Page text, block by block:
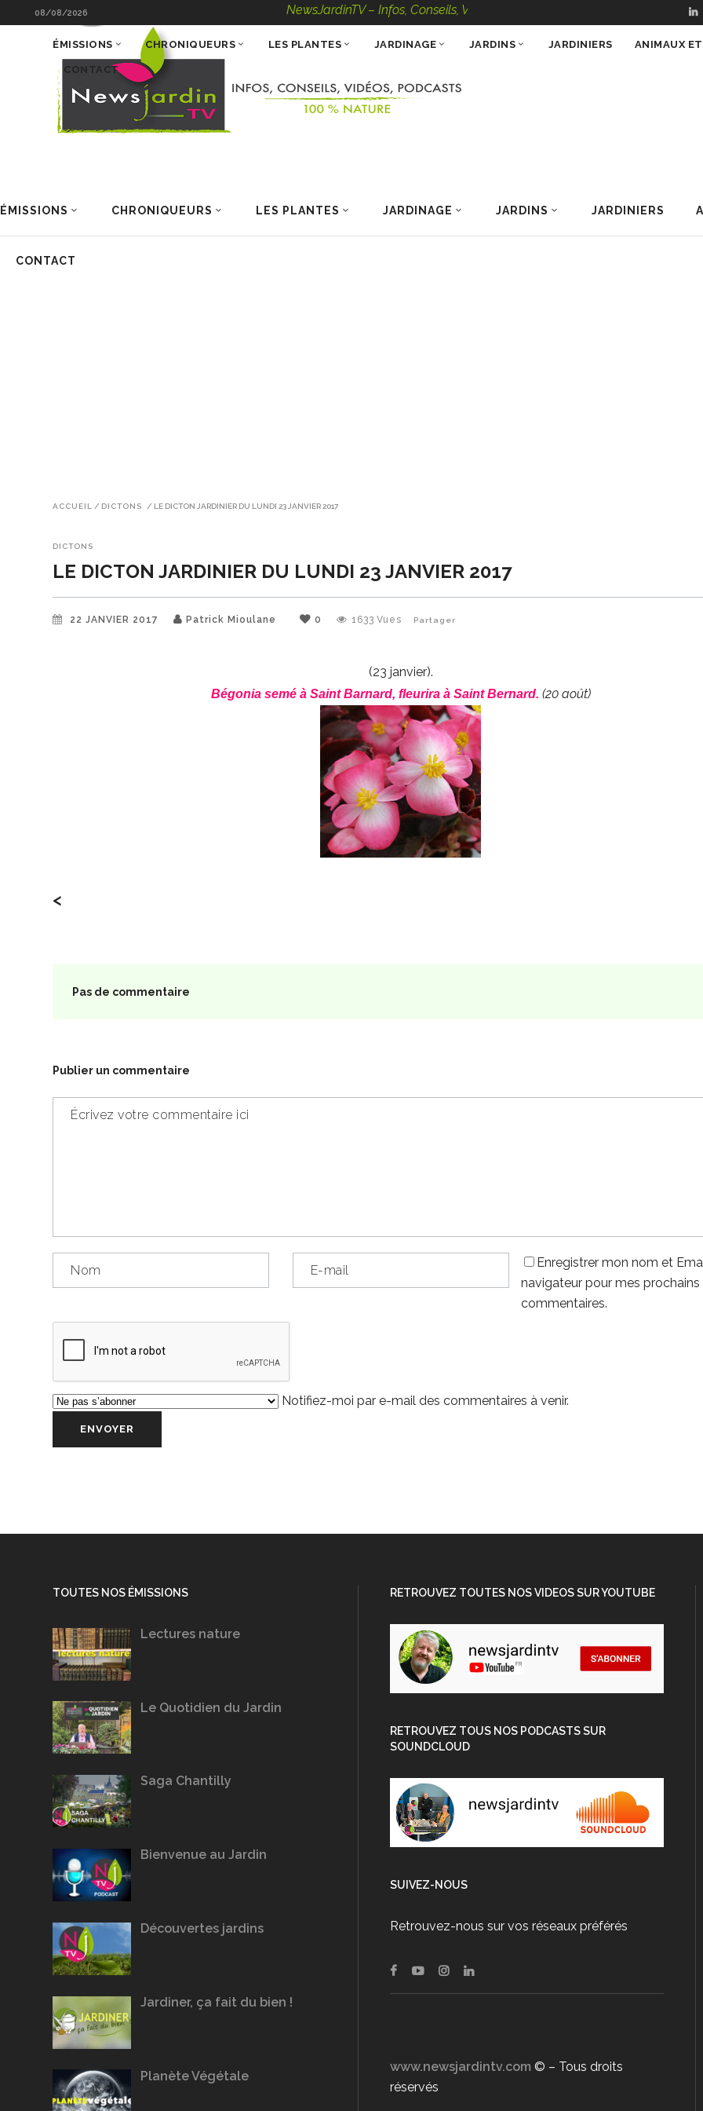
08/08/2026 NewsJardinTV – Infos, Conseils, Vidéos, Podcasts – 100 % Nature
ÉMISSIONS CHRONIQUEURS LES PLANTES JARDINAGE JARDINS JARDINIERS
CONTACT
ÉMISSIONS CHRONIQUEURS LES PLANTES JARDINAGE JARDINS JARDINIERS ANIMAUX
CONTACT
ACCUEIL / DICTONS / LE DICTON JARDINIER DU LUNDI 23 JANVIER 2017
DICTONS
LE DICTON JARDINIER DU LUNDI 23 JANVIER 2017
22 JANVIER 2017 Patrick Mioulane 0 1633 Vues Partager
(23 janvier).
Bégonia semé à Saint Barnard, fleurira à Saint Bernard. (20 août)
<
Pas de commentaire
Publier un commentaire
Enregistrer mon nom et
navigateur pour mes prochains
commentaires.
Notifiez-moi par e-mail des commentaires à venir.
TOUTES NOS ÉMISSIONS
Lectures nature
Le Quotidien du Jardin
Saga Chantilly
Bienvenue au Jardin
Découvertes jardins
Jardiner, ça fait du bien !
Planète Végétale
RETROUVEZ TOUTES NOS VIDEOS SUR YOUTUBE
RETROUVEZ TOUS NOS PODCASTS SUR
SOUNDCLOUD
SUIVEZ-NOUS
Retrouvez-nous sur vos réseaux préférés
www.newsjardintv.com © – Tous droits
réservés